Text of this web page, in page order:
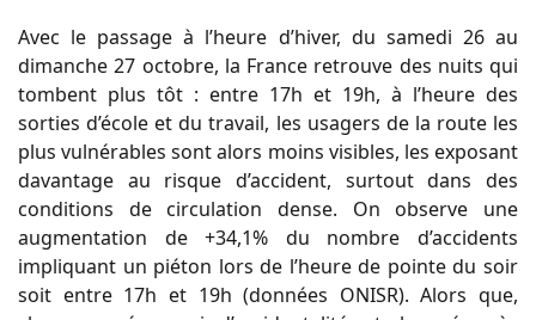
Avec le passage à l’heure d’hiver, du samedi 26 au
dimanche 27 octobre, la France retrouve des nuits qui
tombent plus tôt : entre 17h et 19h, à l’heure des
sorties d’école et du travail, les usagers de la route les
plus vulnérables sont alors moins visibles, les exposant
davantage au risque d’accident, surtout dans des
conditions de circulation dense. On observe une
augmentation de +34,1% du nombre d’accidents
impliquant un piéton lors de l’heure de pointe du soir
soit entre 17h et 19h (données ONISR). Alors que,